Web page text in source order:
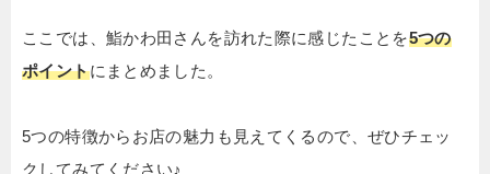
ここでは、鮨かわ田さんを訪れた際に感じたことを5つの
ポイントにまとめました。
5つの特徴からお店の魅力も見えてくるので、ぜひチェッ
クしてみてください♪